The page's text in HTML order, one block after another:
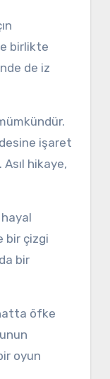
birlikte
de iz
işaret
hikaye,
bir çizgi
bir
öfke
oyun